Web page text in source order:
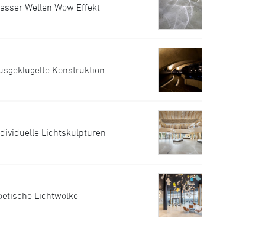
Wellen Wow Effekt
Konstruktion
Lichtskulpturen
Lichtwolke